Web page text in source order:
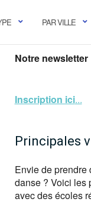
PAR VILLE
Notre newsletter
Inscription ici...
Principales
Envie de prendre
danse ? Voici les
avec des écoles